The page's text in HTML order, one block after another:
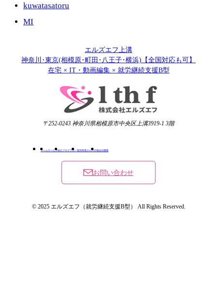
kuwatasatoru
MI
エルズエフ上溝
神奈川･東京(相模原･町田･八王子･横浜)【全国対応も可】
在宅 × IT・動画編集 × 就労継続支援B型
〒252-0243 神奈川県相模原市中央区上溝3919-1 3階
ホームサービス紹介プログラム一覧利用者さんの日報会社概要
お問い合わせ
© 2025 エルズエフ（就労継続支援B型） All Rights Reserved.